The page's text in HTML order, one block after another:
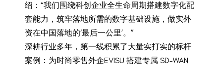
绍：“我们围绕科创企业全生命周期搭建数字化配
套能力，筑牢落地所需的数字基础设施，做实外
资在中国落地的‘最后一公里’。”
深耕行业多年，第一线积累了大量实打实的标杆
案例：为时尚零售外企EVISU 搭建专属 SD-WAN